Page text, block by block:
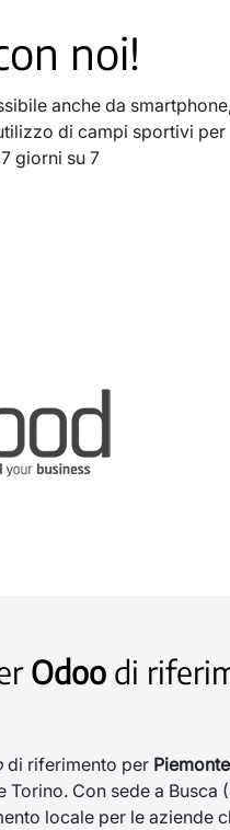
noi!
anche da smartphone,
di campi sportivi per
giorni su 7
Odoodi
di riferimento per
Con sede a Busca
locale per le aziende